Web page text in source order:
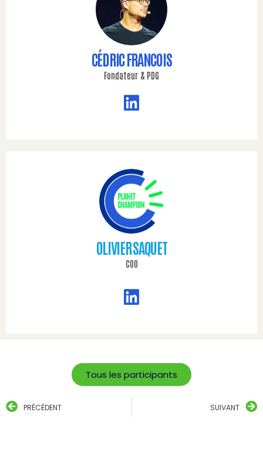
CÉDRIC FRANCOIS​
Fondateur & PDG
OLIVIER SAQUET
COO
Tous les participants
PRÉCÉDENT SUIVANT